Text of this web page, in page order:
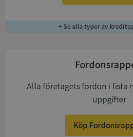
+ Se alla typer av
Alla företagets fordon i lista
uppgifter
Köp